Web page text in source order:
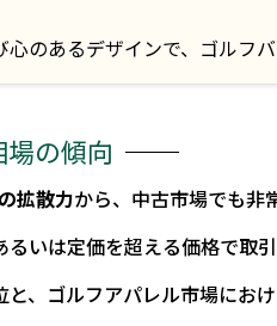
心のあるデザインで、ゴルフ
の傾向
拡散力から、中古市場でも非
るいは定価を超える価格で取
、ゴルフアパレル市場にお